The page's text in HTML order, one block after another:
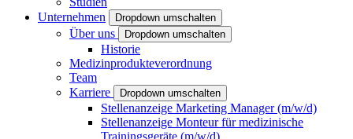
Unternehmen
Dropdown umschalten
Über uns Dropdown umschalten
Historie
Medizinprodukteverordnung
Team
Karriere
Dropdown umschalten
Stellenanzeige Marketing Manager (m/w/d)
Stellenanzeige Monteur für medizinische